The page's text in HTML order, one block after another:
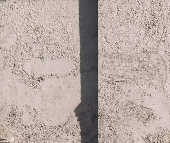
キ
ッ
プ